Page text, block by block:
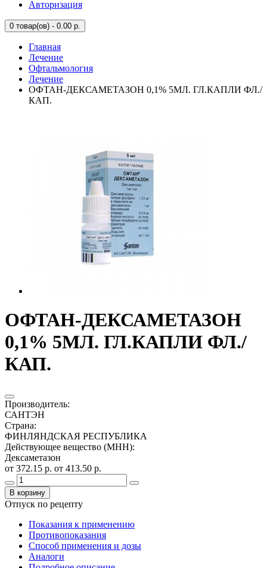
Авторизация
0 товар(ов) - 0.00 р.
Главная
Лечение
Офтальмология
Лечение
ОФТАН-ДЕКСАМЕТАЗОН 0,1% 5МЛ. ГЛ.КАПЛИ ФЛ./
КАП.
ОФТАН-ДЕКСАМЕТАЗОН
0,1% 5МЛ. ГЛ.КАПЛИ ФЛ./
КАП.
Производитель:
САНТЭН
Страна:
ФИНЛЯНДСКАЯ РЕСПУБЛИКА
Действующее вещество (МНН):
Дексаметазон
от 372.15 р. от 413.50 р.
В корзину
Отпуск по рецепту
Показания к применению
Противопоказания
Способ применения и дозы
Аналоги